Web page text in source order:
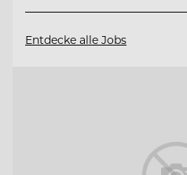
Entdecke alle Jobs